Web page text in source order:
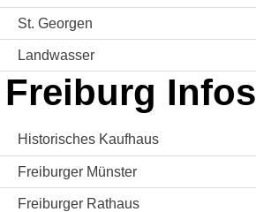
St. Georgen
Landwasser
Freiburg Infos
Historisches Kaufhaus
Freiburger Münster
Freiburger Rathaus